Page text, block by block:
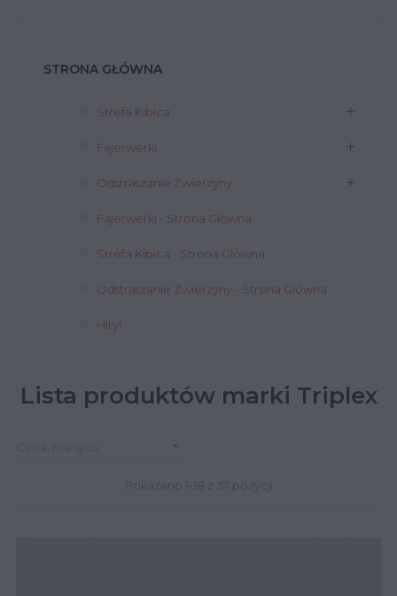
STRONA GŁÓWNA
Strefa Kibica
Fajerwerki
Odstraszanie Zwierzyny
Fajerwerki - Strona Główna
Strefa Kibica - Strona Główna
Odstraszanie Zwierzyny - Strona Główna
Hity!
Lista produktów marki Triplex

Pokazano 1-18 z 37 pozycji